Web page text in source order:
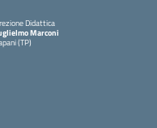
Didattica
Marconi
(TP)